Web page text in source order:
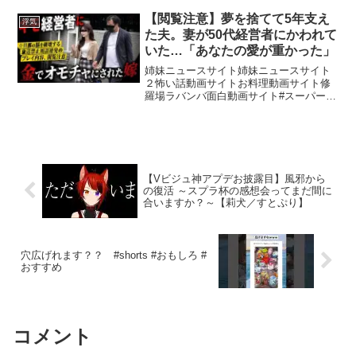
——————————————————
——————————お仕事...
浮気
【閲覧注意】夢を捨てて5年支え
た夫。妻が50代経営者にかわれて
いた…「あなたの愛が重かった」
姉妹ニュースサイト姉妹ニュースサイト
２怖い話動画サイトお料理動画サイト修
羅場ラバンバ面白動画サイト#スーパーノ
【Vビジュ神アプデお披露目】風邪から
の復活 ～スプラ杯の感想会ってまだ間に
合いますか？～【莉犬／すとぷり】
穴広げれます？？ #shorts #おもしろ #
おすすめ
コメント